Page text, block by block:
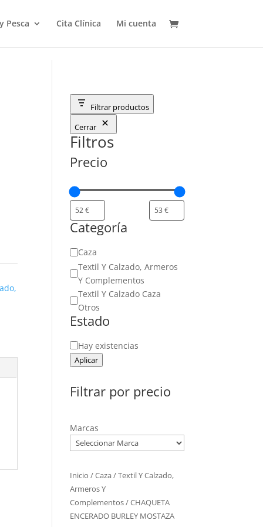
Pesca Cita Clínica Mi cuenta
Filtrar productos
Cerrar
Filtros
Precio
Categoría
Categoría
Caza
Textil Y Calzado, Armeros
Y Complementos
Textil Y Calzado Caza
Otros
Estado
Estado
Hay existencias
Aplicar
Filtrar por precio
Marcas
Inicio /Caza/Textil Y Calzado,
Armeros Y
Complementos/ CHAQUETA
ENCERADO BURLEY MOSTAZA